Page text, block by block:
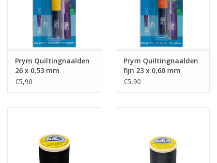
Prym Quiltingnaalden
26 x 0,53 mm
zilverkleurig
€5,90
Prym Quiltingnaalden
fijn 23 x 0,60 mm
zilverkleurig
€5,90